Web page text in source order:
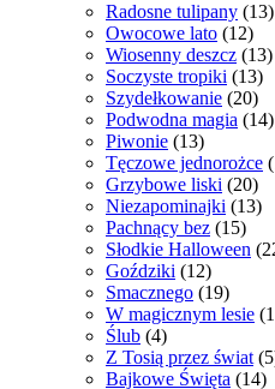
Radosne tulipany (13)
Owocowe lato (12)
Wiosenny deszcz (13)
Soczyste tropiki (13)
Szydełkowanie (20)
Podwodna magia (14)
Piwonie (13)
Tęczowe jednorożce
Grzybowe liski (20)
Niezapominajki (13)
Pachnący bez (15)
Słodkie Halloween
Goździki (12)
Smacznego (19)
W magicznym lesie
Ślub (4)
Z Tosią przez świat
Bajkowe Święta (14)